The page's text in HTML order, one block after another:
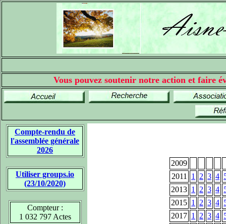
Vous pouvez soutenir notre action et faire
Compte-rendu de
l'assemblée générale
2026
Utiliser groups.io
(23/10/2020)
Compteur :
1 032 797 Actes
2009
2011
1 2 3 4
2013 1 2 3 4
2015 1 2 3 4
2017 1 2 3 4